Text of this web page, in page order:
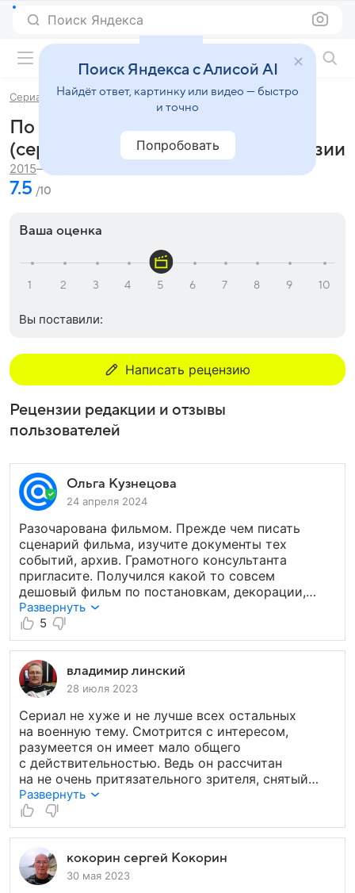
Поиск Яндекса
Сериалы По законам военного времени
По законам военного времени
(сериал 2015 – ...) - отзывы и рецензии
2015— по н.в.
7.5 /10
Ваша оценка
Вы поставили:
Написать рецензию
Рецензии редакции и отзывы
пользователей
Ольга Кузнецова
24 апреля 2024
Разочарована фильмом. Прежде чем писать
сценарий фильма, изучите документы тех
событий, архив. Грамотного консультанта
пригласите. Получился какой то совсем
дешовый фильм по постановкам, декорации,
одежды. Отец у меня фронтовик блокадник,
не много нам своим детям рассказывал о войне,
у нас принято было в семье читать и обсуждать
о прочитанном. И автора книги отец сразу
вычислял, говорил, да он даже не был на войне
и не удосужился в архиве изучить документы,
или про другого, запомните этого автора,
он пишет правду, прошел всю войну! Сегодня
фронтовиков истинных осталось единицы,
но есть архивы! Изучайте и создавайте, такие
фильмы, что бы посмотрев, гордость вызывало
за вашу работу. Фильмов много, а смотреть
нечего!!!
Развернуть
5
владимир линский
28 июля 2023
Сериал не хуже и не лучше всех остальных
на военную тему. Смотрится с интересом,
разумеется он имеет мало общего
с действительностью. Ведь он рассчитан
на не очень притязательного зрителя, снятый
режиссерами не знакомыми с правдой войны.
Этим грешат все сериалы на похожую тематику.
Правда о войне заменяется какими-то штампами
и идеологизированными мифами.
Развернуть
кокорин сергей Кокорин
30 мая 2023
Поиск Яндекса с Алисой AI
Найдёт ответ, картинку или видео — быстро
и точно
Попробовать